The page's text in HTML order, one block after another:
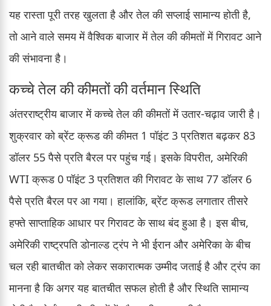
यह रास्ता पूरी तरह खुलता है और तेल की सप्लाई सामान्य होती है,
तो आने वाले समय में वैश्विक बाजार में तेल की कीमतों में गिरावट आने
की संभावना है।
कच्चे तेल की कीमतों की वर्तमान स्थिति
अंतरराष्ट्रीय बाजार में कच्चे तेल की कीमतों में उतार-चढ़ाव जारी है।
शुक्रवार को ब्रेंट क्रूड की कीमत 1 पॉइंट 3 प्रतिशत बढ़कर 83
डॉलर 55 पैसे प्रति बैरल पर पहुंच गई। इसके विपरीत, अमेरिकी
WTI क्रूड 0 पॉइंट 3 प्रतिशत की गिरावट के साथ 77 डॉलर 6
पैसे प्रति बैरल पर आ गया। हालांकि, ब्रेंट क्रूड लगातार तीसरे
हफ्ते साप्ताहिक आधार पर गिरावट के साथ बंद हुआ है। इस बीच,
अमेरिकी राष्ट्रपति डोनाल्ड ट्रंप ने भी ईरान और अमेरिका के बीच
चल रही बातचीत को लेकर सकारात्मक उम्मीद जताई है और ट्रंप का
मानना है कि अगर यह बातचीत सफल होती है और स्थिति सामान्य